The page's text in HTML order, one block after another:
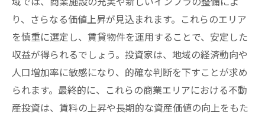
り、さらなる価値上昇が見込まれます。これらのエリア
を慎重に選定し、賃貸物件を運用することで、安定した
収益が得られるでしょう。投資家は、地域の経済動向や
人口増加率に敏感になり、的確な判断を下すことが求め
られます。最終的に、これらの商業エリアにおける不動
産投資は、賃料の上昇や長期的な資産価値の向上をもた